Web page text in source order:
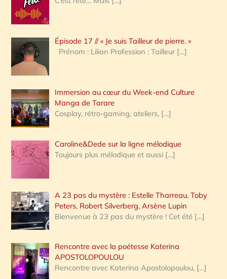
r
c
h
e
:
Épisode 17 // « Je suis Tailleur de pierre. »
Prénom : Lilian Profession : Tailleur […]
Immersion au cœur du Week-end Culture
Manga de Tarare
Cosplay, rétro-gaming, ateliers, […]
Caroline&Dede sur la ligne mélodique
Toujours plus mélodique et aussi […]
A 23 pas du mystère : Estelle Tharreau, Toby
Peters, Robert Silverberg, Arsène Lupin
Bienvenue à 23 pas du mystère ! Cet été […]
Rencontre avec la poétesse Katerina
APOSTOLOPOULOU
Rencontre avec Katerina Apostolopoulou, […]